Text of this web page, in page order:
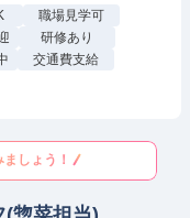
職場見学可
研修あり
交通費支給
しょう！